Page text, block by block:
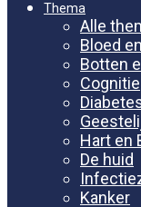
Thema
Alle
Bloed
Botten
Cognitie
Hart en
De huid
Kanker